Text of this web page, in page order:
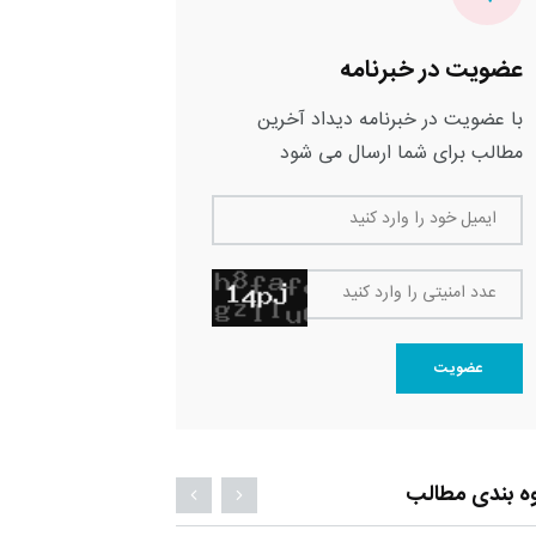
عضویت در خبرنامه
با عضویت در خبرنامه دیداد آخرین
مطالب برای شما ارسال می شود
ایمیل خود را وارد کنید
عدد امنیتی را وارد کنید
عضویت
بندی مطالب